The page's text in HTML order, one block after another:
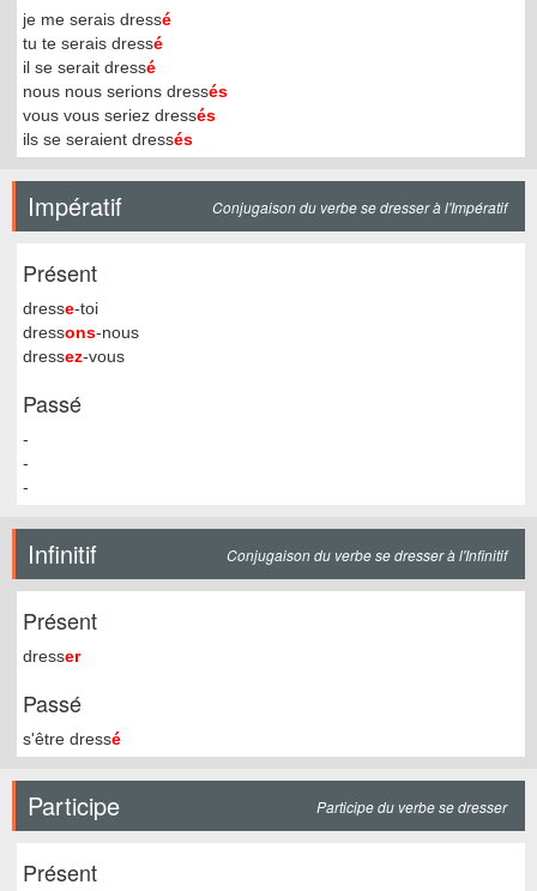
je me serais dressé
tu te serais dressé
il se serait dressé
nous nous serions dressés
vous vous seriez dressés
ils se seraient dressés
Impératif Conjugaison du verbe se dresser à l'Impératif
Présent
dresse-toi
dressons-nous
dressez-vous
Passé
-
-
-
Infinitif Conjugaison du verbe se dresser à l'Infinitif
Présent
dresser
Passé
s'être dressé
Participe Participe du verbe se dresser
Présent